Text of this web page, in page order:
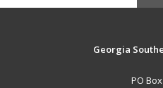
Georgia
PO